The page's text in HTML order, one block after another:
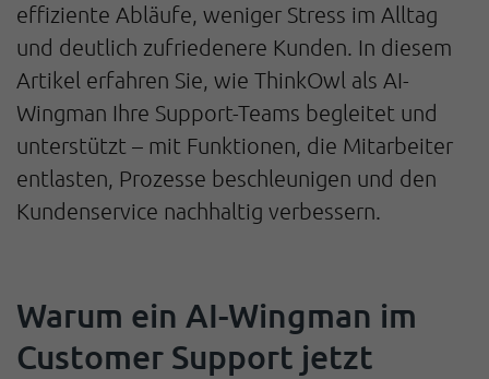
effiziente Abläufe, weniger Stress im Alltag
und deutlich zufriedenere Kunden. In diesem
Artikel erfahren Sie, wie ThinkOwl als AI-
Wingman Ihre Support-Teams begleitet und
unterstützt – mit Funktionen, die Mitarbeiter
entlasten, Prozesse beschleunigen und den
Kundenservice nachhaltig verbessern.
Warum ein AI-Wingman im
Customer Support jetzt